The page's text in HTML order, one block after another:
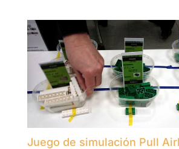
Juego de simulación Pull